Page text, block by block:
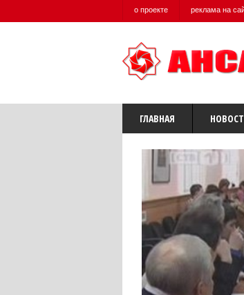
о проекте реклама на
ГЛАВНАЯ